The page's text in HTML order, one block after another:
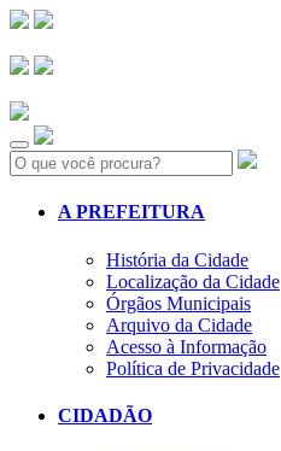
Search:
A PREFEITURA
História da Cidade
Localização da Cidade
Órgãos Municipais
Arquivo da Cidade
Acesso à Informação
Política de Privacidade
CIDADÃO